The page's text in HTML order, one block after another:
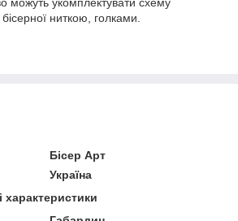
ниткою, голками.
Бісер Арт
Україна
характеристики